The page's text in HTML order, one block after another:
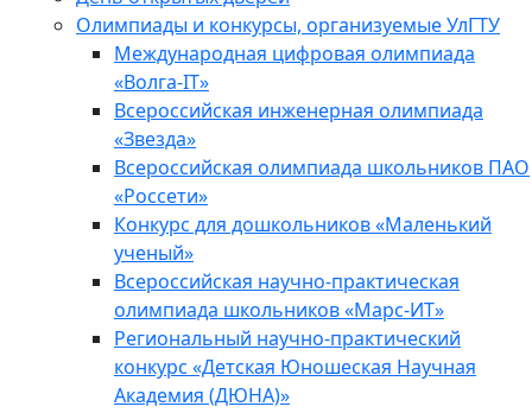
Олимпиады и конкурсы, организуемые УлГТУ
Международная цифровая олимпиада
«Волга-IT»
Всероссийская инженерная олимпиада
«Звезда»
Всероссийская олимпиада школьников ПАО
«Россети»
Конкурс для дошкольников «Маленький
ученый»
Всероссийская научно-практическая
олимпиада школьников «Марс-ИТ»
Региональный научно-практический
конкурс «Детская Юношеская Научная
Академия (ДЮНА)»